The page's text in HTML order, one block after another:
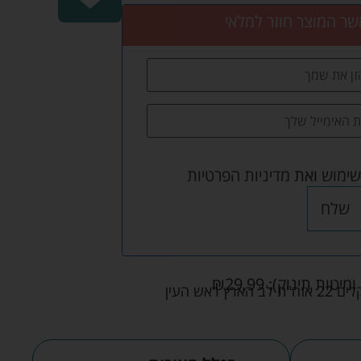
המוצר חוזר למלאי
ואת מדיניות הפרטיות
שלח
תינוק): ₪29.99 העין